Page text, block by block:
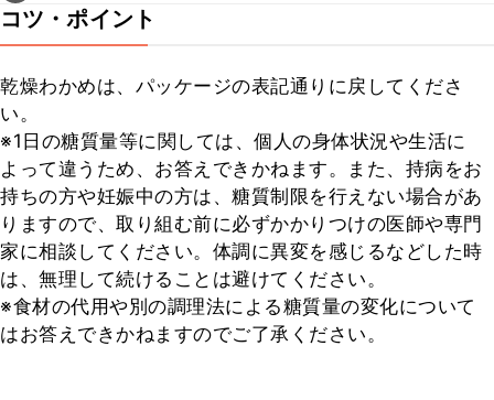
コツ・ポイント
乾燥わかめは、パッケージの表記通りに戻してくださ
い。
※1日の糖質量等に関しては、個人の身体状況や生活に
よって違うため、お答えできかねます。また、持病をお
持ちの方や妊娠中の方は、糖質制限を行えない場合があ
りますので、取り組む前に必ずかかりつけの医師や専門
家に相談してください。体調に異変を感じるなどした時
は、無理して続けることは避けてください。
※食材の代用や別の調理法による糖質量の変化について
はお答えできかねますのでご了承ください。